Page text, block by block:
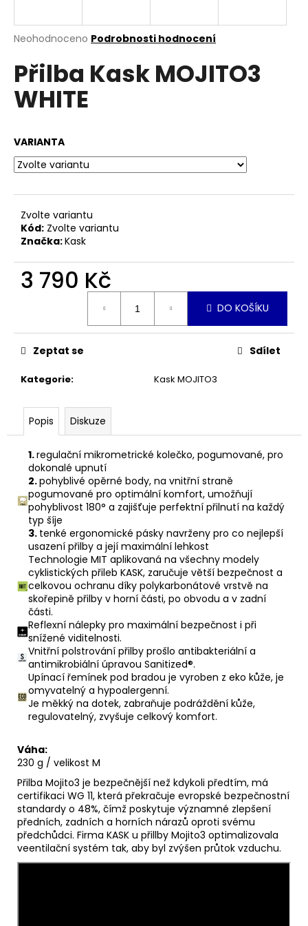
Průměrné
produktu
je
0,0
z
Neohodnoceno Podrobnosti hodnocení
Přilba Kask MOJITO3
WHITE
VARIANTA
Zvolte variantu
Kód: Zvolte variantu
Značka:Kask
3 790 Kč
DO KOŠÍKU
Kategorie: Kask MOJITO3
Zeptat se Sdílet
Popis Diskuze
1.regulační mikrometrické kolečko, pogumované, pro
dokonalé upnutí
2.pohyblivé opěrné body, na vnitřní straně
pogumované pro optimální komfort, umožňují
pohyblivost 180° a zajišťuje perfektní přilnutí na každý
typ šíje
3. tenké ergonomické pásky navrženy pro co nejlepší
usazení přilby a její maximální lehkost
Technologie MIT aplikovaná na všechny modely
cyklistických přileb KASK, zaručuje větší bezpečnost a
celkovou ochranu díky polykarbonátové vrstvě na
skořepině přilby v horní části, po obvodu a v zadní
části.
Reflexní nálepky pro maximální bezpečnost i při
snížené viditelnosti.
Vnitřní polstrování přilby prošlo antibakteriální a
antimikrobiální úpravou Sanitized®.
Upínací řemínek pod bradou je vyroben z eko kůže, je
omyvatelný a hypoalergenní.
Je měkký na dotek, zabraňuje podráždění kůže,
regulovatelný, zvyšuje celkový komfort.
Váha:
230 g / velikost M
Přilba Mojito3 je bezpečnější než kdykoli předtím, má
certifikaci WG 11, která překračuje evropské bezpečnostní
standardy o 48%, čímž poskytuje významné zlepšení
předních, zadních a horních nárazů oproti svému
předchůdci. Firma KASK u přillby Mojito3 optimalizovala
veentilační systém tak, aby byl zvýšen průtok vzduchu.
j
t
?
HLEDAT
D
o
p
o
e
m
e
PŘILBA
KASK
MOJITO3
ATLANTIC
BLUE
3
790
Kč